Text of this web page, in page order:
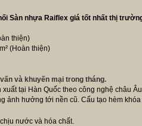
Sàn nhựa Raiflex giá tốt nhất thị
thiện)
(Hoàn thiện)
và khuyến mại trong tháng.
tại Hàn Quốc theo công nghệ châu
ảnh hưởng tới nền cũ. Cấu tạo hèm
nước và hóa chất.